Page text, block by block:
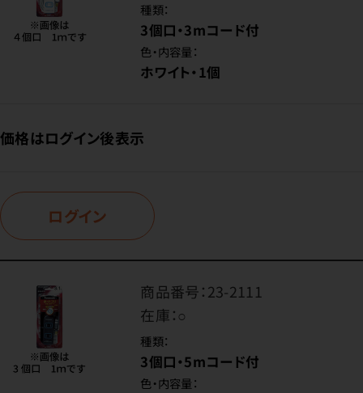
種類：
3個口・3mコード付
色・内容量：
ホワイト・1個
価格はログイン後表示
ログイン
商品番号：23-2111
在庫：○
種類：
3個口・5mコード付
色・内容量：